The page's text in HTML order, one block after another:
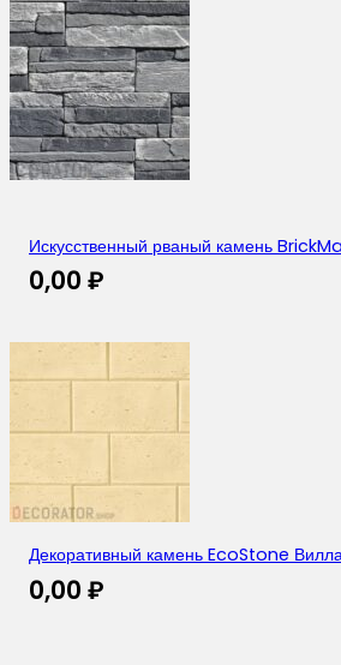
Искусственный рваный камень
0,00 ₽
Декоративный камень EcoStone
0,00 ₽